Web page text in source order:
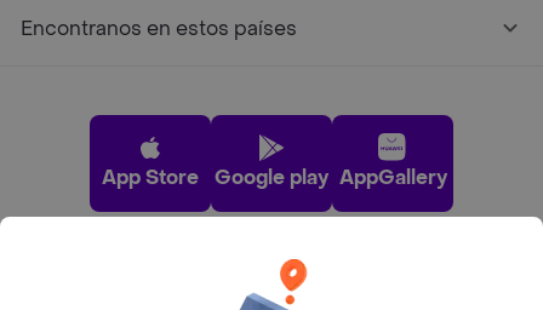
Encontranos en estos países
App Store Google play AppGallery
Pide tu comida favorita cerca de ti